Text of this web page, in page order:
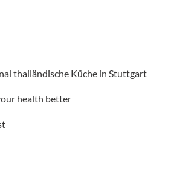
thailändische Küche in Stuttgart
health better